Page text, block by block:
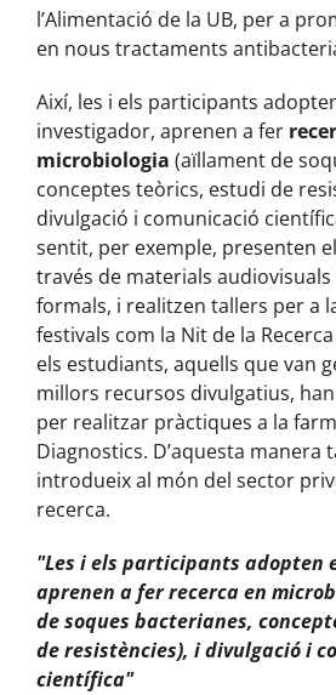
l’Alimentació de la UB, per a
en nous tractaments
Així, les i els participants
investigador, aprenen a fer
microbiologia (aïllament de
conceptes teòrics, estudi de
divulgació i comunicació
sentit, per exemple, presenten
través de materials
formals, i realitzen tallers per a
festivals com la Nit de la
els estudiants, aquells que van
millors recursos divulgatius,
per realitzar pràctiques a la
Diagnostics. D’aquesta manera
introdueix al món del sector
recerca.
Les i els participants adopten
aprenen a fer recerca en
de soques bacterianes,
de resistències), i divulgació i
científica